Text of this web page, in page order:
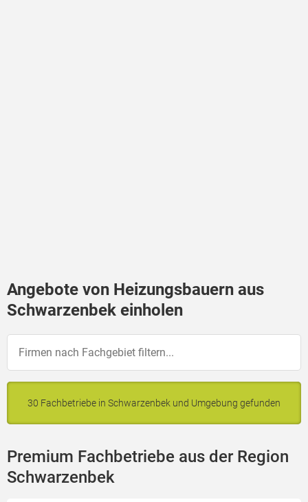
Angebote von Heizungsbauern aus
Schwarzenbek einholen
30 Fachbetriebe in Schwarzenbek und Umgebung gefunden
Premium Fachbetriebe aus der Region
Schwarzenbek